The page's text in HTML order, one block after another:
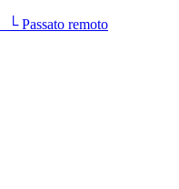
└ Passato remoto